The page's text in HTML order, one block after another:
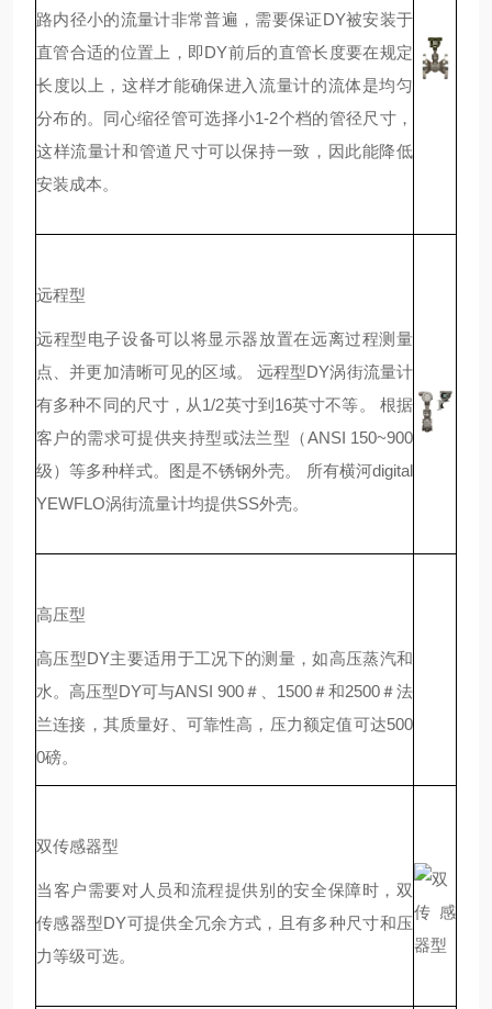
路内径小的流量计非常普遍，需要保证DY被安装于
直管合适的位置上，即DY前后的直管长度要在规定
长度以上，这样才能确保进入流量计的流体是均匀
分布的。同心缩径管可选择小1-2个档的管径尺寸，
这样流量计和管道尺寸可以保持一致，因此能降低
安装成本。
远程型
远程型电子设备可以将显示器放置在远离过程测量
点、并更加清晰可见的区域。 远程型DY涡街流量计
有多种不同的尺寸，从1/2英寸到16英寸不等。 根据
客户的需求可提供夹持型或法兰型（ANSI 150~900
级）等多种样式。图是不锈钢外壳。 所有横河digital
YEWFLO涡街流量计均提供SS外壳。
高压型
高压型DY主要适用于工况下的测量，如高压蒸汽和
水。高压型DY可与ANSI 900＃、1500＃和2500＃法
兰连接，其质量好、可靠性高，压力额定值可达500
0磅。
双传感器型
当客户需要对人员和流程提供别的安全保障时，双
传感器型DY可提供全冗余方式，且有多种尺寸和压
力等级可选。